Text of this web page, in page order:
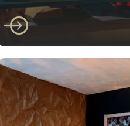
Faber
Faber E-Box 1000/450
ST Doorkijkhaard